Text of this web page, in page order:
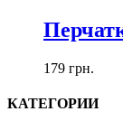
179 грн.
КАТЕГОРИИ